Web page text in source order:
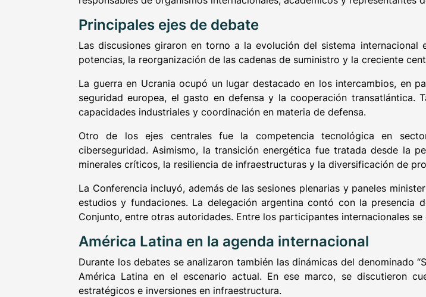
Principales ejes de debate
Las discusiones giraron en torno a la evolución del sistema
potencias, la reorganización de las cadenas de suministro y la creciente
La guerra en Ucrania ocupó un lugar destacado en los intercambios, en
seguridad europea, el gasto en defensa y la cooperación transatlántica.
capacidades industriales y coordinación en materia de defensa.
Otro de los ejes centrales fue la competencia tecnológica en
ciberseguridad. Asimismo, la transición energética fue tratada desde la
minerales críticos, la resiliencia de infraestructuras y la diversificación de
La Conferencia incluyó, además de las sesiones plenarias y paneles
estudios y fundaciones. La delegación argentina contó con la
Conjunto, entre otras autoridades. Entre los participantes internacionales
América Latina en la agenda internacional
Durante los debates se analizaron también las dinámicas del denominado
América Latina en el escenario actual. En ese marco, se discutieron
estratégicos e inversiones en infraestructura.